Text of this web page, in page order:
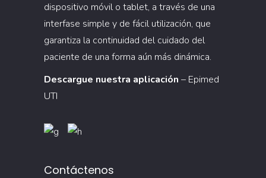
dispositivo móvil o tablet, a través de una
interfase simple y de fácil utilización, que
garantiza la continuidad del cuidado del
paciente de una forma aún más dinámica.
Descargue nuestra aplicación – Epimed
UTI
Contáctenos